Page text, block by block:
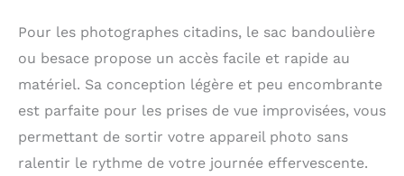
Pour les photographes citadins, le sac bandoulière
ou besace propose un accès facile et rapide au
matériel. Sa conception légère et peu encombrante
est parfaite pour les prises de vue improvisées, vous
permettant de sortir votre appareil photo sans
ralentir le rythme de votre journée effervescente.